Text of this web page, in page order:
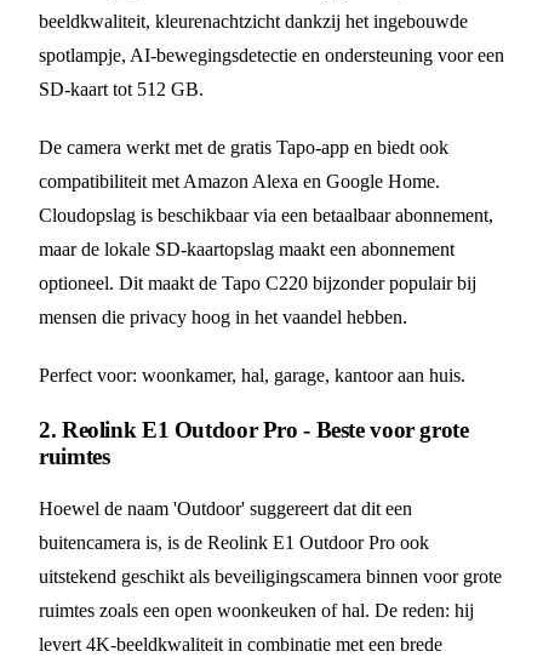
beeldkwaliteit, kleurenachtzicht dankzij het ingebouwde
spotlampje, AI-bewegingsdetectie en ondersteuning voor een
SD-kaart tot 512 GB.
De camera werkt met de gratis Tapo-app en biedt ook
compatibiliteit met Amazon Alexa en Google Home.
Cloudopslag is beschikbaar via een betaalbaar abonnement,
maar de lokale SD-kaartopslag maakt een abonnement
optioneel. Dit maakt de Tapo C220 bijzonder populair bij
mensen die privacy hoog in het vaandel hebben.
Perfect voor: woonkamer, hal, garage, kantoor aan huis.
2. Reolink E1 Outdoor Pro - Beste voor grote
ruimtes
Hoewel de naam 'Outdoor' suggereert dat dit een
buitencamera is, is de Reolink E1 Outdoor Pro ook
uitstekend geschikt als beveiligingscamera binnen voor grote
ruimtes zoals een open woonkeuken of hal. De reden: hij
levert 4K-beeldkwaliteit in combinatie met een brede